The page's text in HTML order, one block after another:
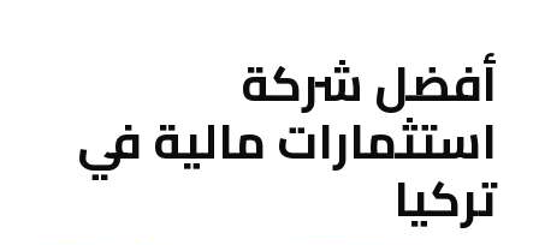
أفضل شركة
استثمارات مالية في
تركيا